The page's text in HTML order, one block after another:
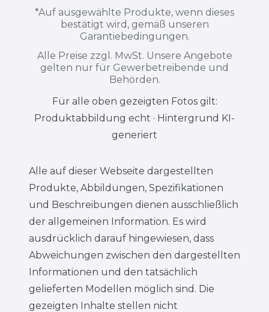
*Auf ausgewählte Produkte, wenn dieses
bestätigt wird, gemäß unseren
Garantiebedingungen.
Alle Preise zzgl. MwSt. Unsere Angebote
gelten nur für Gewerbetreibende und
Behörden.
Für alle oben gezeigten Fotos gilt:
Produktabbildung echt · Hintergrund KI-
generiert
Alle auf dieser Webseite dargestellten
Produkte, Abbildungen, Spezifikationen
und Beschreibungen dienen ausschließlich
der allgemeinen Information. Es wird
ausdrücklich darauf hingewiesen, dass
Abweichungen zwischen den dargestellten
Informationen und den tatsächlich
gelieferten Modellen möglich sind. Die
gezeigten Inhalte stellen nicht